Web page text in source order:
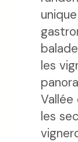
les
les